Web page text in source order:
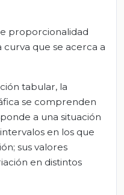
proporcionalidad
curva que se acerca a
tabular, la
se comprenden
a una situación
en los que
sus valores
en distintos